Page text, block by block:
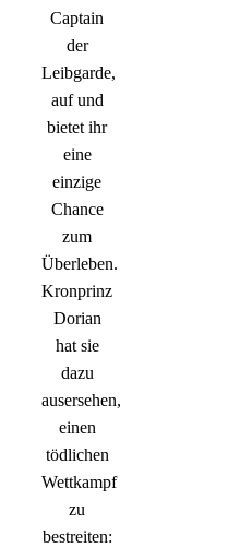
Captain
der
Leibgarde,
auf und
bietet ihr
eine
einzige
Chance
zum
Überleben.
Kronprinz
Dorian
hat sie
dazu
ausersehen,
einen
tödlichen
Wettkampf
zu
bestreiten: